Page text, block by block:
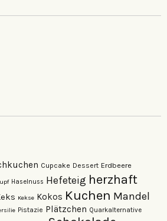
Cupcake Dessert Erdbeere
Haselnuss Hefeteig herzhaft
Kekse Kokos Kuchen Mandel
Pistazie Plätzchen Quarkalternative